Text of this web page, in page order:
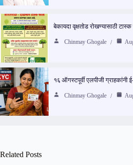
बेकायदा वृक्षतोड रोखण्यासाठी टास्क
Chinmay Ghogale
१६ ऑगस्टपूर्वी एलपीजी ग्राहकांनी
Chinmay Ghogale
Related Posts